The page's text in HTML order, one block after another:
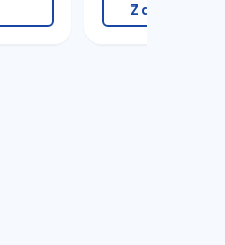
Zapratite